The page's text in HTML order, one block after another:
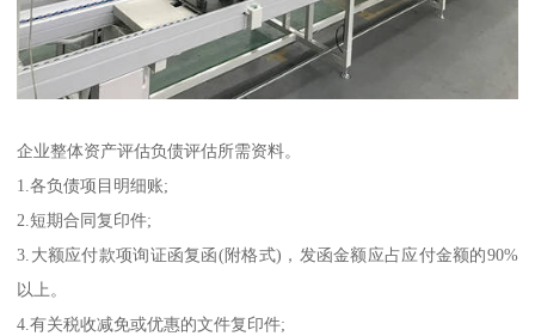
企业整体资产评估负债评估所需资料。
1.各负债项目明细账;
2.短期合同复印件;
3.大额应付款项询证函复函(附格式)，发函金额应占应付金额的90%
以上。
4.有关税收减免或优惠的文件复印件;